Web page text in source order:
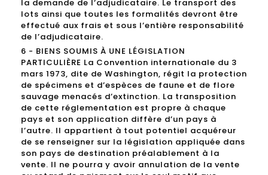
la demande de l’adjudicataire. Le transport des
lots ainsi que toutes les formalités devront être
effectué aux frais et sous l’entière responsabilité
de l’adjudicataire.
6 - BIENS SOUMIS À UNE LÉGISLATION
PARTICULIÈRE La Convention internationale du 3
mars 1973, dite de Washington, régit la protection
de spécimens et d’espèces de faune et de flore
sauvage menacés d’extinction. La transposition
de cette réglementation est propre à chaque
pays et son application diffère d’un pays à
l’autre. Il appartient à tout potentiel acquéreur
de se renseigner sur la législation appliquée dans
son pays de destination préalablement à la
vente. Il ne pourra y avoir annulation de la vente